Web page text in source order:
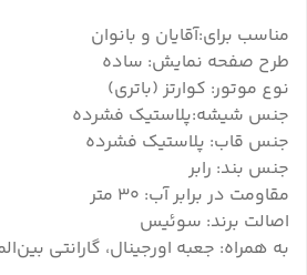
مناسب برای:آقایان و بانوان
طرح صفحه نمایش: ساده
نوع موتور: کوارتز (باتری)
جنس شیشه:پلاستیک فشرده
جنس قاب: پلاستیک فشرده
جنس بند: رابر
مقاومت در برابر آب: ۳۰ متر
اصالت برند: سوئیس
به همراه: جعبه اورجینال، گارانتی